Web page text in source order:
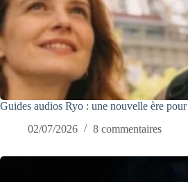
Guides audios Ryo : une nouvelle ère
02/07/2026
8 commentaires